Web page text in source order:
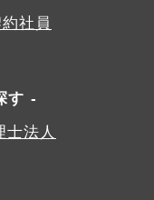
社員
す
士法人